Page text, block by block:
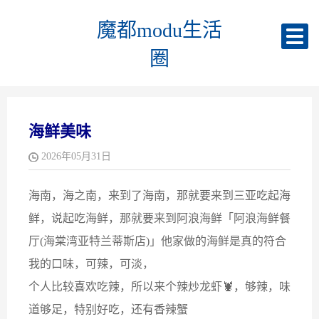
魔都modu生活
圈
海鲜美味
2026年05月31日
海南，海之南，来到了海南，那就要来到三亚吃起海
鲜，说起吃海鲜，那就要来到阿浪海鲜「阿浪海鲜餐
厅(海棠湾亚特兰蒂斯店)」他家做的海鲜是真的符合
我的口味，可辣，可淡，
个人比较喜欢吃辣，所以来个辣炒龙虾🦞，够辣，味
道够足，特别好吃，还有香辣蟹